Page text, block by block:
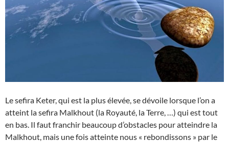
Le sefira Keter, qui est la plus élevée, se dévoile lorsque l’on a
atteint la sefira Malkhout (la Royauté, la Terre, …) qui est tout
en bas. Il faut franchir beaucoup d’obstacles pour atteindre la
Malkhout, mais une fois atteinte nous « rebondissons » par le